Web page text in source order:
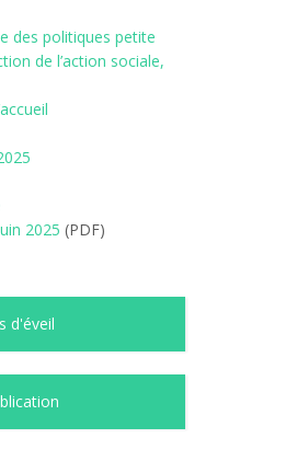
des politiques petite
de l’action sociale,
2025 (PDF)
d'éveil